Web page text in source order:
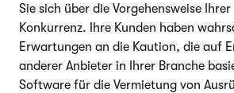
Sie sich über die Vorgehensweise
Konkurrenz. Ihre Kunden haben
Erwartungen an die Kaution, die auf
anderer Anbieter in Ihrer Branche
Software für die Vermietung von